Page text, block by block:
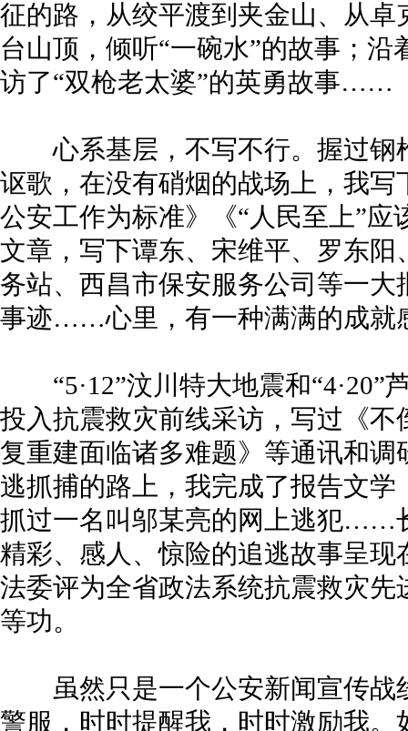
征的路，从绞平渡到夹金山、从
台山顶，倾听“一碗水”的故事；
访了“双枪老太婆”的英勇故事……
心系基层，不写不行。握过钢
讴歌，在没有硝烟的战场上，我
公安工作为标准》《“人民至上”
文章，写下谭东、宋维平、罗东
务站、西昌市保安服务公司等一
事迹……心里，有一种满满的成就
“5·12”汶川特大地震和“4·20”
投入抗震救灾前线采访，写过《
复重建面临诸多难题》等通讯和调
逃抓捕的路上，我完成了报告文
抓过一名叫邬某亮的网上逃犯……
精彩、感人、惊险的追逃故事呈
法委评为全省政法系统抗震救灾
等功。
虽然只是一个公安新闻宣传战
警服，时时提醒我，时时激励我